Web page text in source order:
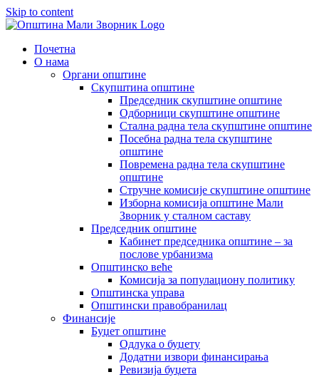
Skip to content
Почетна
О нама
Органи општине
Скупштина општине
Председник скупштине општине
Одборници скупштине општине
Стална радна тела скупштине општине
Посебна радна тела скупштине
општине
Повремена радна тела скупштине
општине
Стручне комисије скупштине општине
Изборна комисија општине Мали
Зворник у сталном саставу
Председник општине
Кабинет председника општине – за
послове урбанизма
Општинско веће
Комисија за популациону политику
Општинска управа
Општински правобранилац
Финансије
Буџет општине
Одлука о буџету
Додатни извори финансирања
Ревизија буџета